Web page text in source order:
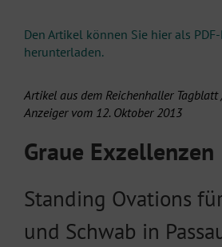
Den Artikel können Sie hier als
herunterladen.
Artikel aus dem Reichenhaller
Anzeiger vom 12. Oktober 2013
Graue Exzellenzen
Standing Ovations
und Schwab in